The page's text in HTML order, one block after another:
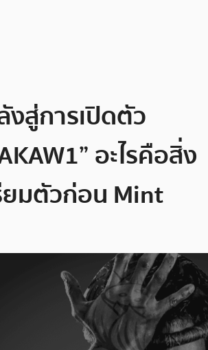
สู่การเปิดตัว
อะไรคือสิ่ง
มตัวก่อน Mint